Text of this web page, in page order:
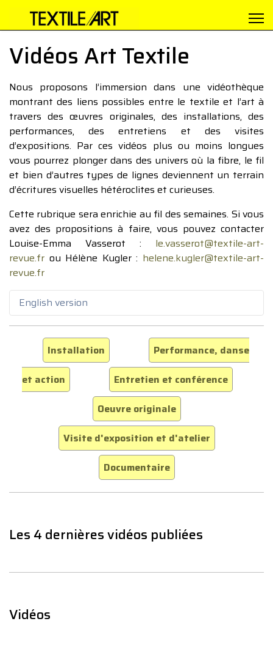
Vidéos Art Textile
Nous proposons l’immersion dans une vidéothèque
montrant des liens possibles entre le textile et l’art à
travers des œuvres originales, des installations, des
performances, des entretiens et des visites
d’expositions. Par ces vidéos plus ou moins longues
vous pourrez plonger dans des univers où la fibre, le fil
et bien d’autres types de lignes deviennent un terrain
d’écritures visuelles hétéroclites et curieuses.
Cette rubrique sera enrichie au fil des semaines. Si vous
avez des propositions à faire, vous pouvez contacter
Louise-Emma Vasserot : le.vasserot@textile-art-
revue.fr ou Hélène Kugler : helene.kugler@textile-art-
revue.fr
English version
Installation
Performance, danse
et action
Entretien et conférence
Oeuvre originale
Visite d'exposition et d'atelier
Documentaire
Les 4 dernières vidéos publiées
Vidéos